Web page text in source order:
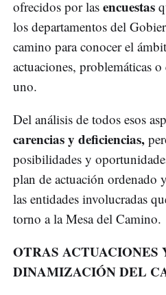
ofrecidos por las encuestas
los departamentos del
camino para conocer el
actuaciones, problemáticas
uno.
Del análisis de todos esos
carencias y deficiencias,
posibilidades y
plan de actuación ordenado
las entidades involucradas
torno a la Mesa del Camino.
OTRAS ACTUACIONES
DINAMIZACIÓN DEL